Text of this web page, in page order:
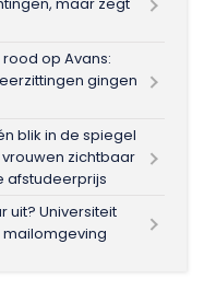
op Avans:
gingen
blik in de spiegel
zichtbaar
afstudeerprijs
uit? Universiteit
mailomgeving